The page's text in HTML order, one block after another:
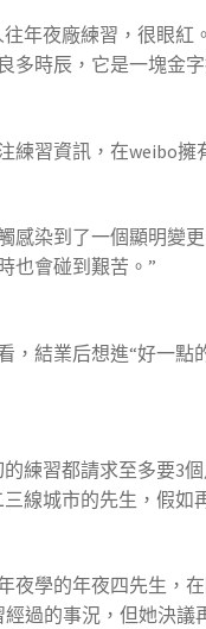
夜廠練習，很眼紅。
多時辰，它是一塊金
習資訊，在weibo擁
染到了一個顯明變更
也會碰到艱苦。”
結業后想進“好一點的
習都請求至多要3個
線城市的先生，假
學的年夜四先生，在
過的事況，但她決議